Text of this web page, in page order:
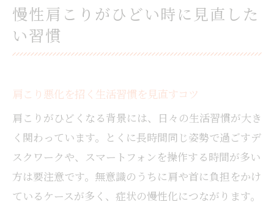
慢性肩こりがひどい時に見直した
い習慣
肩こり悪化を招く生活習慣を見直すコツ
肩こりがひどくなる背景には、日々の生活習慣が大き
く関わっています。とくに長時間同じ姿勢で過ごすデ
スクワークや、スマートフォンを操作する時間が多い
方は要注意です。無意識のうちに肩や首に負担をかけ
ているケースが多く、症状の慢性化につながります。